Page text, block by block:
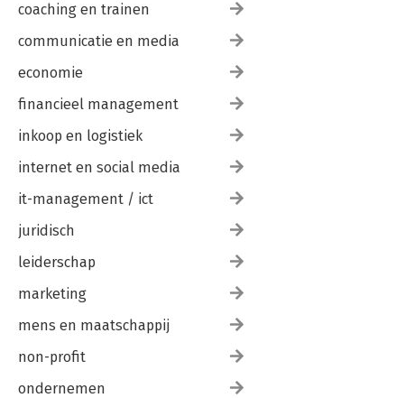
coaching en trainen
communicatie en media
economie
financieel management
inkoop en logistiek
internet en social media
it-management / ict
juridisch
leiderschap
marketing
mens en maatschappij
non-profit
ondernemen